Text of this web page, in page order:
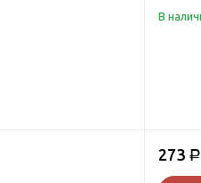
В
273 Р